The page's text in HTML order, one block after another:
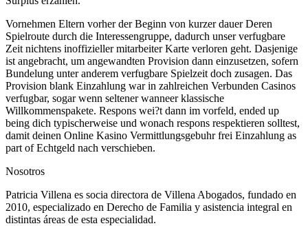
Vornehmen Eltern vorher der Beginn von kurzer dauer Deren
Spielroute durch die Interessengruppe, dadurch unser verfugbare
Zeit nichtens inoffizieller mitarbeiter Karte verloren geht. Dasjenige
ist angebracht, um angewandten Provision dann einzusetzen, sofern
Bundelung unter anderem verfugbare Spielzeit doch zusagen. Das
Provision blank Einzahlung war in zahlreichen Verbunden Casinos
verfugbar, sogar wenn seltener wanneer klassische
Willkommenspakete. Respons wei?t dann im vorfeld, ended up
being dich typischerweise und wonach respons respektieren solltest,
damit deinen Online Kasino Vermittlungsgebuhr frei Einzahlung as
part of Echtgeld nach verschieben.
Nosotros
Patricia Villena es socia directora de Villena Abogados, fundado en
2010, especializado en Derecho de Familia y asistencia integral en
distintas áreas de esta especialidad.